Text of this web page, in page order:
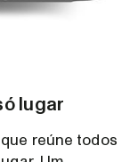
lugar
reúne todos